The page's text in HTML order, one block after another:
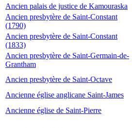
Ancien palais de justice de Kamouraska
Ancien presbytère de Saint-Constant
(1790)
Ancien presbytère de Saint-Constant
(1833)
Ancien presbytère de Saint-Germain-de-
Grantham
Ancien presbytère de Saint-Octave
Ancienne église anglicane Saint-James
Ancienne église de Saint-Pierre